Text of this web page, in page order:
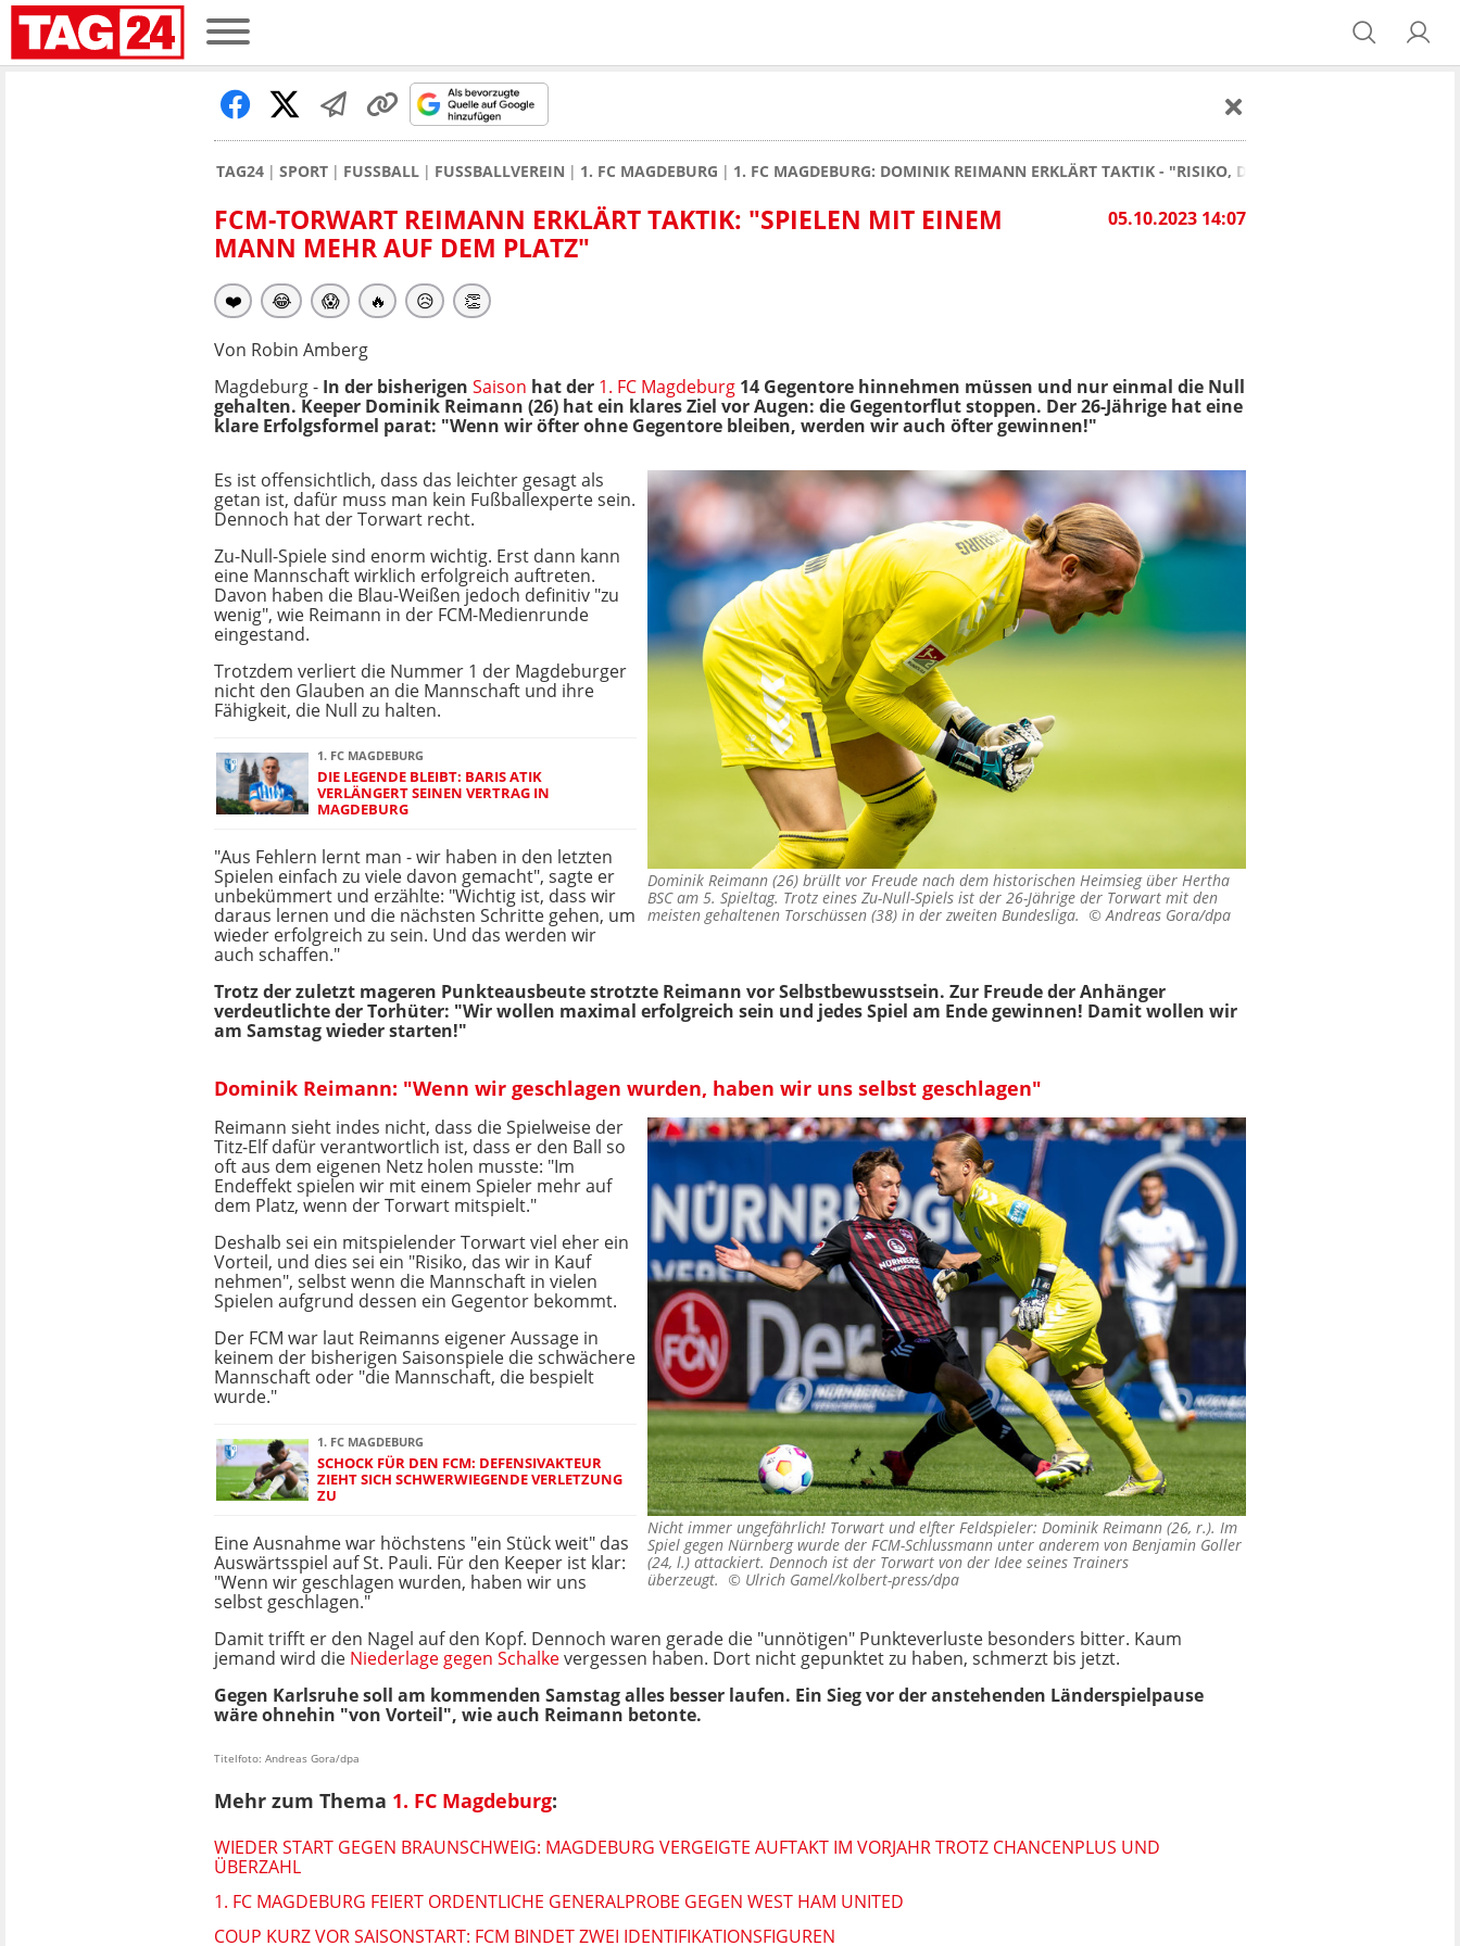
TAG24 SPORT FUSSBALL FUSSBALLVEREIN 1. FC MAGDEBURG 1. FC MAGDEBURG: DOMINIK REIMANN ERKLÄRT TAKTIK - "RISIKO, DAS WIR IN KAUF NEHMEN"
05.10.2023 14:07
FCM-TORWART REIMANN ERKLÄRT TAKTIK: "SPIELEN MIT EINEM
MANN MEHR AUF DEM PLATZ"
❤️ 😂 😱 🔥 😥 👏
Von Robin Amberg
Magdeburg - In der bisherigen Saison hat der 1. FC Magdeburg 14 Gegentore hinnehmen müssen und nur einmal die Null
gehalten. Keeper Dominik Reimann (26) hat ein klares Ziel vor Augen: die Gegentorflut stoppen. Der 26-Jährige hat eine
klare Erfolgsformel parat: "Wenn wir öfter ohne Gegentore bleiben, werden wir auch öfter gewinnen!"
Dominik Reimann (26) brüllt vor Freude nach dem historischen Heimsieg über Hertha
BSC am 5. Spieltag. Trotz eines Zu-Null-Spiels ist der 26-Jährige der Torwart mit den
meisten gehaltenen Torschüssen (38) in der zweiten Bundesliga. ©Andreas Gora/dpa
Es ist offensichtlich, dass das leichter gesagt als
getan ist, dafür muss man kein Fußballexperte sein.
Dennoch hat der Torwart recht.
Zu-Null-Spiele sind enorm wichtig. Erst dann kann
eine Mannschaft wirklich erfolgreich auftreten.
Davon haben die Blau-Weißen jedoch definitiv "zu
wenig", wie Reimann in der FCM-Medienrunde
eingestand.
Trotzdem verliert die Nummer 1 der Magdeburger
nicht den Glauben an die Mannschaft und ihre
Fähigkeit, die Null zu halten.
1. FC MAGDEBURG
DIE LEGENDE BLEIBT: BARIS ATIK
VERLÄNGERT SEINEN VERTRAG IN
MAGDEBURG
"Aus Fehlern lernt man - wir haben in den letzten
Spielen einfach zu viele davon gemacht", sagte er
unbekümmert und erzählte: "Wichtig ist, dass wir
daraus lernen und die nächsten Schritte gehen, um
wieder erfolgreich zu sein. Und das werden wir
auch schaffen."
Trotz der zuletzt mageren Punkteausbeute strotzte Reimann vor Selbstbewusstsein. Zur Freude der Anhänger
verdeutlichte der Torhüter: "Wir wollen maximal erfolgreich sein und jedes Spiel am Ende gewinnen! Damit wollen wir
am Samstag wieder starten!"
Dominik Reimann: "Wenn wir geschlagen wurden, haben wir uns selbst geschlagen"
Nicht immer ungefährlich! Torwart und elfter Feldspieler: Dominik Reimann (26, r.). Im
Spiel gegen Nürnberg wurde der FCM-Schlussmann unter anderem von Benjamin Goller
(24, l.) attackiert. Dennoch ist der Torwart von der Idee seines Trainers
überzeugt. © Ulrich Gamel/kolbert-press/dpa
Reimann sieht indes nicht, dass die Spielweise der
Titz-Elf dafür verantwortlich ist, dass er den Ball so
oft aus dem eigenen Netz holen musste: "Im
Endeffekt spielen wir mit einem Spieler mehr auf
dem Platz, wenn der Torwart mitspielt."
Deshalb sei ein mitspielender Torwart viel eher ein
Vorteil, und dies sei ein "Risiko, das wir in Kauf
nehmen", selbst wenn die Mannschaft in vielen
Spielen aufgrund dessen ein Gegentor bekommt.
Der FCM war laut Reimanns eigener Aussage in
keinem der bisherigen Saisonspiele die schwächere
Mannschaft oder "die Mannschaft, die bespielt
wurde."
1. FC MAGDEBURG
SCHOCK FÜR DEN FCM: DEFENSIVAKTEUR
ZIEHT SICH SCHWERWIEGENDE VERLETZUNG
ZU
Eine Ausnahme war höchstens "ein Stück weit" das
Auswärtsspiel auf St. Pauli. Für den Keeper ist klar:
"Wenn wir geschlagen wurden, haben wir uns
selbst geschlagen."
Damit trifft er den Nagel auf den Kopf. Dennoch waren gerade die "unnötigen" Punkteverluste besonders bitter. Kaum
jemand wird die Niederlage gegen Schalkevergessen haben. Dort nicht gepunktet zu haben, schmerzt bis jetzt.
Gegen Karlsruhe soll am kommenden Samstag alles besser laufen. Ein Sieg vor der anstehenden Länderspielpause
wäre ohnehin "von Vorteil", wie auch Reimann betonte.
Titelfoto: Andreas Gora/dpa
Mehr zum Thema 1. FC Magdeburg:
WIEDER START GEGEN BRAUNSCHWEIG: MAGDEBURG VERGEIGTE AUFTAKT IM VORJAHR TROTZ CHANCENPLUS UND
ÜBERZAHL
1. FC MAGDEBURG FEIERT ORDENTLICHE GENERALPROBE GEGEN WEST HAM UNITED
COUP KURZ VOR SAISONSTART: FCM BINDET ZWEI IDENTIFIKATIONSFIGUREN